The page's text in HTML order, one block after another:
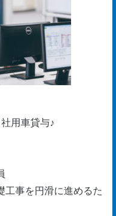
用車貸与♪
工事を円滑に進めるた